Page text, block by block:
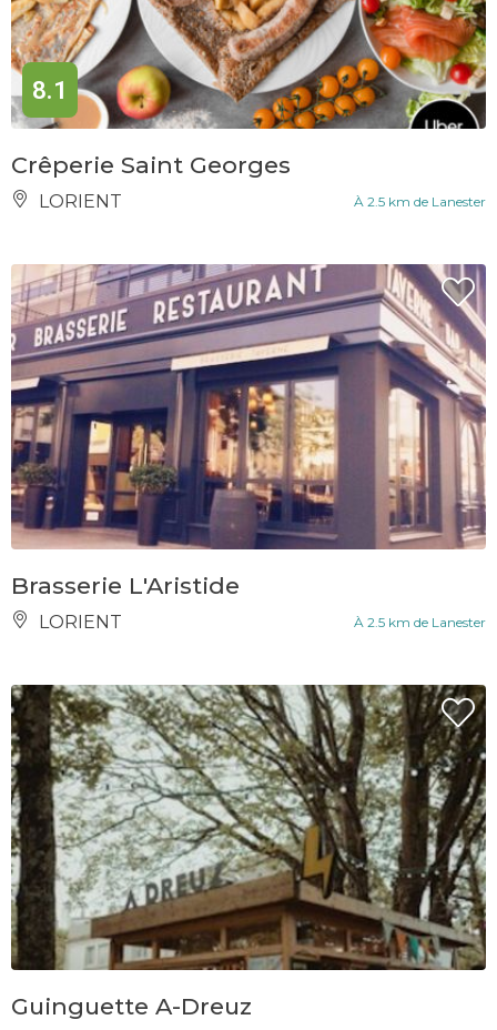
8.1
Crêperie Saint Georges
LORIENT À 2.5 km de Lanester
Brasserie L'Aristide
LORIENT À 2.5 km de Lanester
Guinguette A-Dreuz